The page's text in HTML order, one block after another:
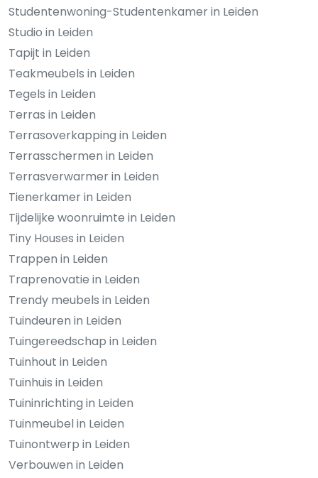
Studentenwoning-Studentenkamer in Leiden
Studio in Leiden
Tapijt in Leiden
Teakmeubels in Leiden
Tegels in Leiden
Terras in Leiden
Terrasoverkapping in Leiden
Terrasschermen in Leiden
Terrasverwarmer in Leiden
Tienerkamer in Leiden
Tijdelijke woonruimte in Leiden
Tiny Houses in Leiden
Trappen in Leiden
Traprenovatie in Leiden
Trendy meubels in Leiden
Tuindeuren in Leiden
Tuingereedschap in Leiden
Tuinhout in Leiden
Tuinhuis in Leiden
Tuininrichting in Leiden
Tuinmeubel in Leiden
Tuinontwerp in Leiden
Verbouwen in Leiden